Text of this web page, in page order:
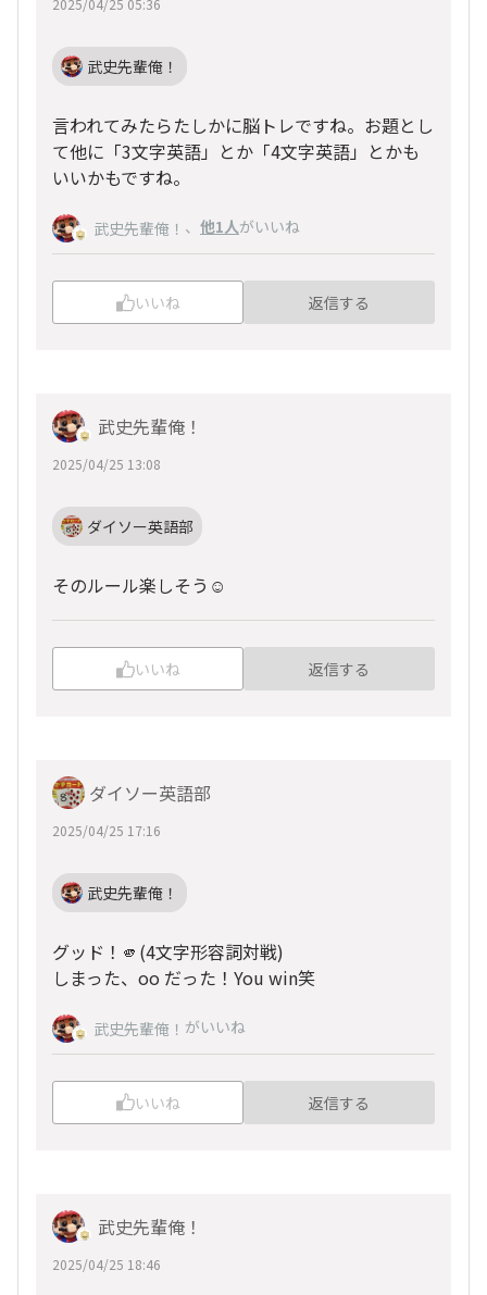
2025/04/25 05:36
武史先輩俺！
言われてみたらたしかに脳トレですね。お題とし
て他に「3文字英語」とか「4文字英語」とかも
いいかもですね。
武史先輩俺！ 、 他1人がいいね
いいね 返信する
武史先輩俺！
2025/04/25 13:08
ダイソー英語部
そのルール楽しそう☺️
いいね 返信する
ダイソー英語部
2025/04/25 17:16
武史先輩俺！
グッド！🫵(4文字形容詞対戦)
しまった、oo だった！You win笑
武史先輩俺！ がいいね
いいね 返信する
武史先輩俺！
2025/04/25 18:46